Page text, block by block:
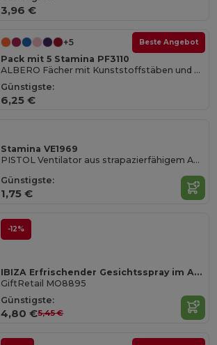
3,96 €
Beste Angebot
+5
Pack mit 5 Stamina PF3110
ALBERO Fächer mit Kunststoffstäben und Polyestergewebe
Günstigste:
6,25 €
Stamina VE1969
PISTOL Ventilator aus strapazierfähigem ABS mit seitlichem Ein-/Aus-Schalter und einer Geschwindigkeitseinstellung
Günstigste:
1,75 €
-12%
IBIZA Erfrischender Gesichtsspray im ABS-Gehäuse
GiftRetail MO8895
Günstigste:
4,80 €5,45 €